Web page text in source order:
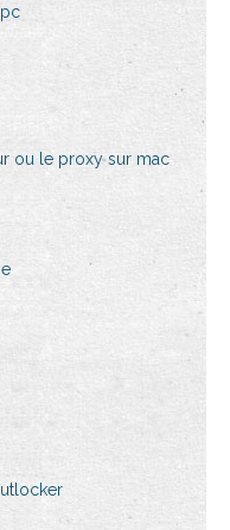
ou le proxy sur mac